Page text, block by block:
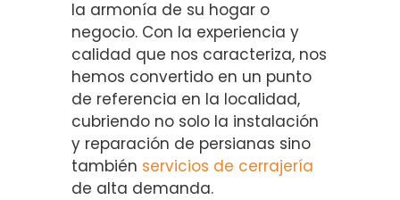
la armonía de su hogar o
negocio. Con la experiencia y
calidad que nos caracteriza, nos
hemos convertido en un punto
de referencia en la localidad,
cubriendo no solo la instalación
y reparación de persianas sino
también servicios de cerrajería
de alta demanda.